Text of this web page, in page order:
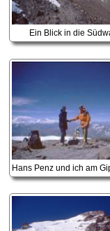
Ein Blick in die